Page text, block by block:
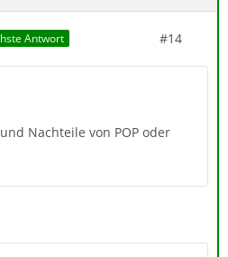
Antwort #14
Nachteile von POP oder